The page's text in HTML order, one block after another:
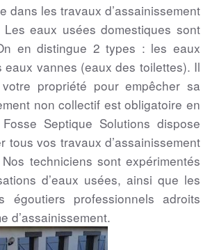
dans les travaux d’assainissement
eaux usées domestiques sont
en distingue 2 types : les eaux
vannes (eaux des toilettes). Il
propriété pour empêcher sa
non collectif est obligatoire en
Septique Solutions dispose
tous vos travaux d’assainissement
techniciens sont expérimentés
d’eaux usées, ainsi que les
professionnels adroits
d’assainissement.